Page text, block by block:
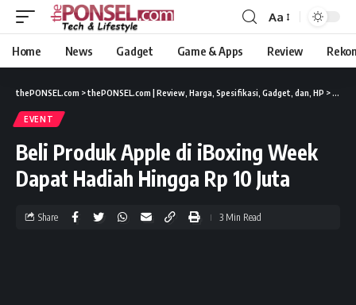
Aa
Home News Gadget Game & Apps Review
thePONSEL.com >thePONSEL.com | Review, Harga, Spesifikasi, Gadget, dan, HP > Event
EVENT
Beli Produk Apple di iBoxing Week
Dapat Hadiah Hingga Rp 10 Juta
Share 3 Min Read